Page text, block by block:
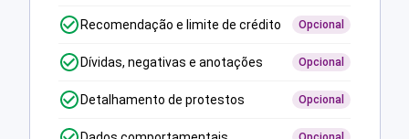
Recomendação e limite de crédito Opcional
Dívidas, negativas e anotações Opcional
Detalhamento de protestos Opcional